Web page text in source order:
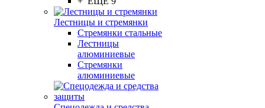
Лестницы и стремянки
Стремянки стальные
Лестницы
алюминиевые
Стремянки
алюминиевые